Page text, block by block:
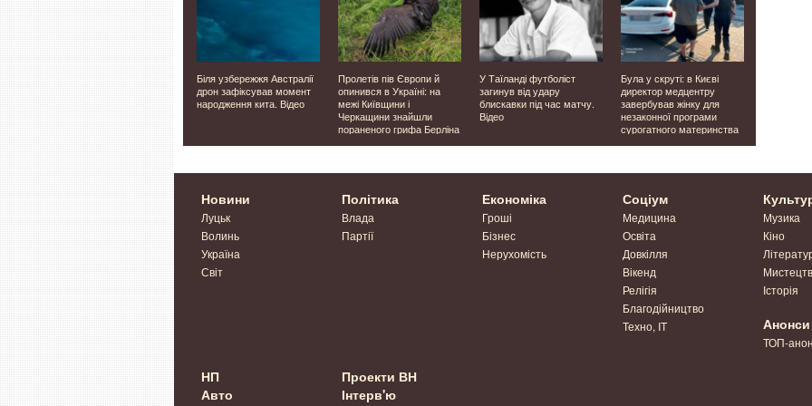
З 2014 року повертав тіла
полеглих захисників з
поля бою: на фронті
загинув лідер пошукової
групи «Плацдарм»
Біля узбережжя Австралії
дрон зафіксував момент
народження кита. Відео
Пролетів пів Європи й
опинився в Україні: на
межі Київщини і
Черкащини знайшли
пораненого грифа Берліна
У Таїланді футболіст
загинув від удару
блискавки під час матчу.
Відео
Була у скруті: в Києві
директор медцентру
завербував жінку для
незаконної програми
сурогатного материнства
Новини
Луцьк
Волинь
Україна
Світ
Політика
Влада
Партії
Економіка
Гроші
Бізнес
Нерухомість
Соціум
Медицина
Освіта
Довкілля
Вікенд
Релігія
Благодійництво
Техно, IT
Музика
Кіно
Історія
Анонси
ТОП-
НП
Авто
Проекти ВН
Інтерв'ю